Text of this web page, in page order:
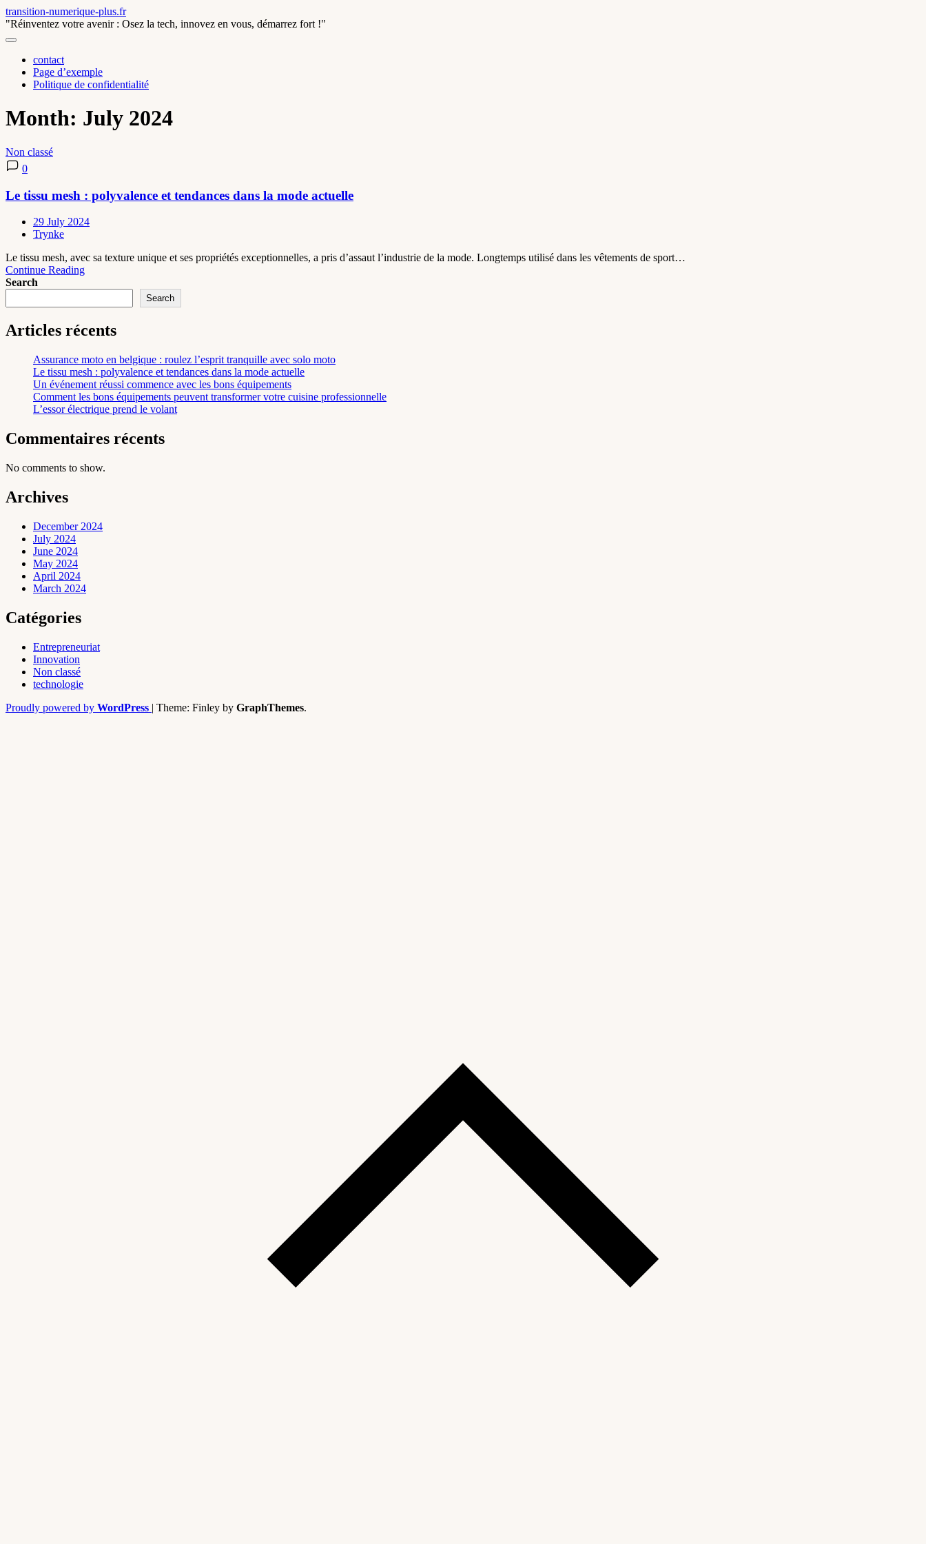
Skip
to
content
transition-numerique-plus.fr
"Réinventez votre avenir : Osez la tech, innovez en vous, démarrez fort !"
contact
Page d’exemple
Politique de confidentialité
Month: July 2024
Non classé
0
Le tissu mesh : polyvalence et tendances dans la mode actuelle
29 July 2024
Trynke
Le tissu mesh, avec sa texture unique et ses propriétés exceptionnelles, a pris d’assaut l’industrie de la mode. Longtemps utilisé dans les vêtements de sport…
Continue Reading
Search
Search
Articles récents
Assurance moto en belgique : roulez l’esprit tranquille avec solo moto
Le tissu mesh : polyvalence et tendances dans la mode actuelle
Un événement réussi commence avec les bons équipements
Comment les bons équipements peuvent transformer votre cuisine professionnelle
L’essor électrique prend le volant
Commentaires récents
No comments to show.
Archives
December 2024
July 2024
June 2024
May 2024
April 2024
March 2024
Catégories
Entrepreneuriat
Innovation
Non classé
technologie
Proudly powered by WordPress | Theme: Finley by GraphThemes.